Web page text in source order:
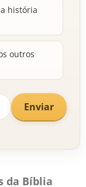
história
outros
Enviar
da Bíblia